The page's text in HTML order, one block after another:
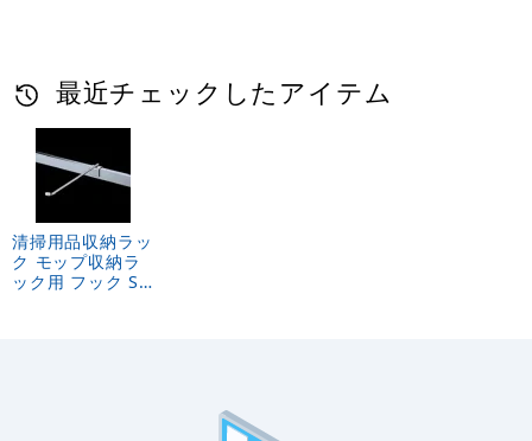
最近チェックしたアイテム
清掃用品収納ラッ
ク モップ収納ラ
ック用 フック S